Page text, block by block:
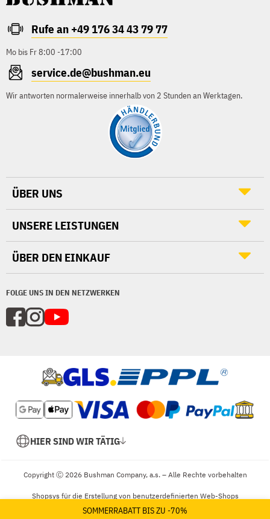
Rufe an +49 176 34 43 79 77
Mo bis Fr 8:00 -17:00
service.de@bushman.eu
Wir antworten normalerweise innerhalb von 2 Stunden an Werktagen.
FOLGE UNS IN DEN NETZWERKEN
ÜBER UNS
UNSERE LEISTUNGEN
ÜBER DEN EINKAUF
HIER SIND WIR TÄTIG
Copyright Ⓒ 2026 Bushman Company, a.s. – Alle Rechte vorbehalten
Shopsys für die Erstellung von benutzerdefinierten Web-Shops
SOMMERRABATT BIS ZU -70%